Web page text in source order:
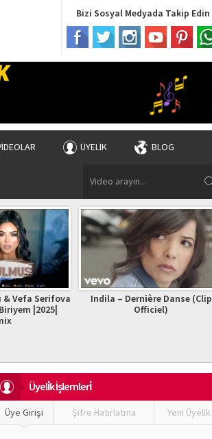
Bizi Sosyal Medyada Takip Edin
ÜYELIK BLOG
& Vefa Serifova
|2025|
Indila – Dernière Danse (Clip
Officiel)
Üyeli̇k İşlemleri̇
Üye Girişi Şifre Hatırlatma Yeni Üyelik